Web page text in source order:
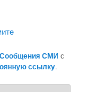
Сообщения СМИ с
ссылку.